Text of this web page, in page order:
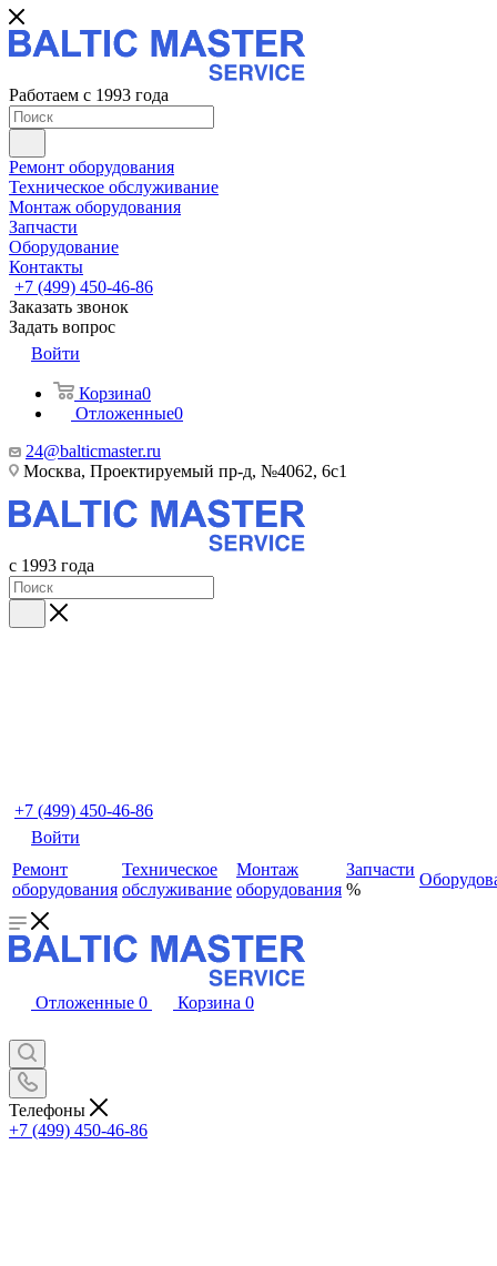
Работаем с 1993 года
Ремонт оборудования
Техническое обслуживание
Монтаж оборудования
Запчасти
Оборудование
Контакты
+7 (499) 450-46-86
Заказать звонок
Задать вопрос
Войти
Корзина0
Отложенные0
24@balticmaster.ru
Москва, Проектируемый пр-д, №4062, 6с1
с 1993 года
+7 (499) 450-46-86
Войти
Ремонт
оборудования
Техническое
обслуживание
Монтаж
оборудования
Запчасти
%
Отложенные 0 Корзина 0
Телефоны
+7 (499) 450-46-86